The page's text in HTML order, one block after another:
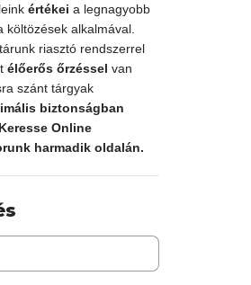
értékei a legnagyobb
költözések alkalmával.
riasztó rendszerrel
élőerős őrzéssel van
szánt tárgyak
biztonságban
Online
harmadik oldalán.